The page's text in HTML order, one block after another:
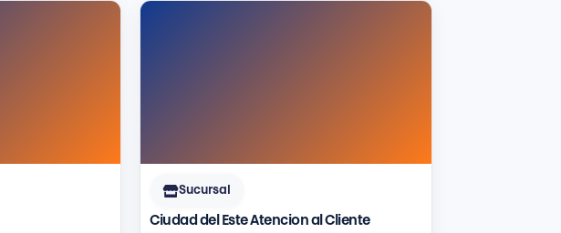
Sucursal
Ciudad del Este Atencion al Cliente